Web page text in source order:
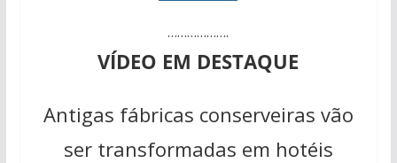
……………….
VÍDEO EM DESTAQUE
Antigas fábricas conserveiras vão
ser transformadas em hotéis